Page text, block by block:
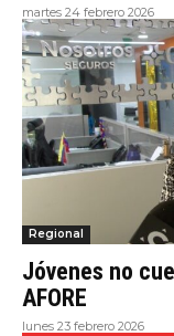
martes 24 febrero 2026
Regional
Jóvenes no
AFORE
lunes 23 febrero 2026